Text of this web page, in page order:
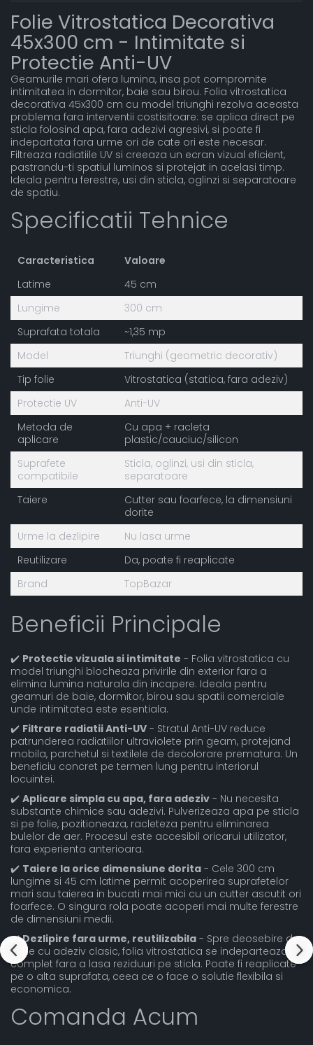
Folie Vitrostatica Decorativa
45x300 cm - Intimitate si
Protectie Anti-UV
Geamurile mari ofera lumina, insa pot compromite
intimitatea in dormitor, baie sau birou. Folia vitrostatica
decorativa 45x300 cm cu model triunghi rezolva aceasta
problema fara interventii costisitoare: se aplica direct pe
sticla folosind apa, fara adezivi agresivi, si poate fi
indepartata fara urme ori de cate ori este necesar.
Filtreaza radiatiile UV si creeaza un ecran vizual eficient,
pastrandu-ti spatiul luminos si protejat in acelasi timp.
Ideala pentru ferestre, usi din sticla, oglinzi si separatoare
de spatiu.
Specificatii Tehnice
Caracteristica
Valoare
Latime
45 cm
Lungime
300 cm
Suprafata totala
~1,35 mp
Model
Triunghi (geometric decorativ)
Tip folie
Vitrostatica (statica, fara adeziv)
Protectie UV
Anti-UV
Metoda de
aplicare
Cu apa + racleta
plastic/cauciuc/silicon
Suprafete
compatibile
Sticla, oglinzi, usi din sticla,
separatoare
Taiere
Cutter sau foarfece, la dimensiuni
dorite
Urme la dezlipire
Nu lasa urme
Reutilizare
Da, poate fi reaplicate
Brand
TopBazar
Beneficii Principale
✔️ Protectie vizuala si intimitate - Folia vitrostatica cu
model triunghi blocheaza privirile din exterior fara a
elimina lumina naturala din incapere. Ideala pentru
geamuri de baie, dormitor, birou sau spatii comerciale
unde intimitatea este esentiala.
✔️ Filtrare radiatii Anti-UV - Stratul Anti-UV reduce
patrunderea radiatiilor ultraviolete prin geam, protejand
mobila, parchetul si textilele de decolorare prematura. Un
beneficiu concret pe termen lung pentru interiorul
locuintei.
✔️ Aplicare simpla cu apa, fara adeziv - Nu necesita
substante chimice sau adezivi. Pulverizeaza apa pe sticla
si pe folie, pozitioneaza, racleteza pentru eliminarea
bulelor de aer. Procesul este accesibil oricarui utilizator,
fara experienta anterioara.
✔️ Taiere la orice dimensiune dorita - Cele 300 cm
lungime si 45 cm latime permit acoperirea suprafetelor
mari sau taierea in bucati mai mici cu un cutter ascutit ori
foarfece. O singura rola poate acoperi mai multe ferestre
de dimensiuni medii.
✔️Dezlipire fara urme, reutilizabila - Spre deosebire de
foliile cu adeziv clasic, folia vitrostatica se indeparteaza
complet fara a lasa reziduuri pe sticla. Poate fi reaplicate
pe o alta suprafata, ceea ce o face o solutie flexibila si
economica.
Comanda Acum